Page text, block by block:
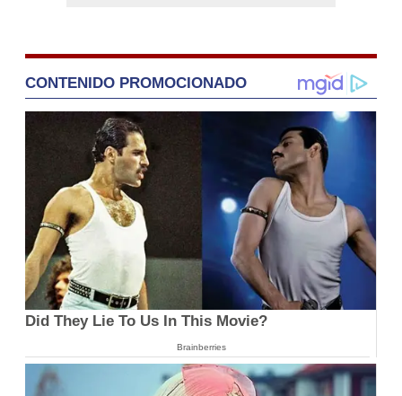
CONTENIDO PROMOCIONADO
Did They Lie To Us In This Movie?
Brainberries